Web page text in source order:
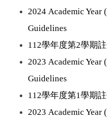
2024 Academic Year
Guidelines
112學年度第2學期
2023 Academic Year
Guidelines
112學年度第1學期
2023 Academic Year